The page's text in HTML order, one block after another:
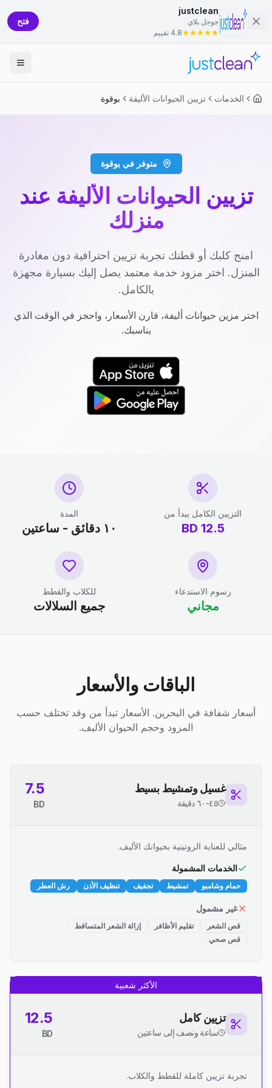
justclean
جوجل بلاي
4.8 تقييم
فتح
الخدمات تزيين الحيوانات الأليفة بوقوة
متوفر في بوقوة
تزيين الحيوانات الأليفة عند
منزلك
امنح كلبك أو قطتك تجربة تزيين احترافية دون مغادرة
المنزل. اختر مزود خدمة معتمد يصل إليك بسيارة مجهزة
بالكامل.
اختر مزين حيوانات أليفة، قارن الأسعار، واحجز في الوقت الذي
يناسبك.
التزيين الكامل يبدأ من
12.5
BD
المدة
١٠ دقائق - ساعتين
رسوم الاستدعاء
مجاني
للكلاب والقطط
جميع السلالات
الباقات والأسعار
أسعار شفافة في البحرين. الأسعار تبدأ من وقد تختلف حسب
المزود وحجم الحيوان الأليف.
غسيل وتمشيط بسيط
٤٥-٦٠ دقيقة
7.5
BD
مثالي للعناية الروتينية بحيوانك الأليف.
الخدمات المشمولة
حمام وشامبو تمشيط تجفيف تنظيف الأذن رش العطر
غير مشمول
قص الشعر تقليم الأظافر
إزالة الشعر المتساقط
قص صحي
الأكثر شعبية
تزيين كامل
ساعة ونصف إلى ساعتين
12.5
BD
تجربة تزيين كاملة للقطط والكلاب.